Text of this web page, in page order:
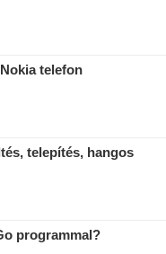
telefon
telepítés, hangos
programmal?